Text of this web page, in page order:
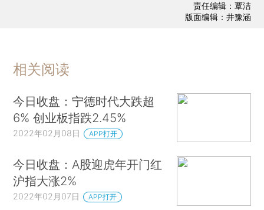
责任编辑：覃洁
版面编辑：井豫涵
相关阅读
今日收盘：宁德时代大跌超
6% 创业板指跌2.45%
2022年02月08日 APP打开
今日收盘：A股迎虎年开门红
沪指大涨2%
2022年02月07日 APP打开